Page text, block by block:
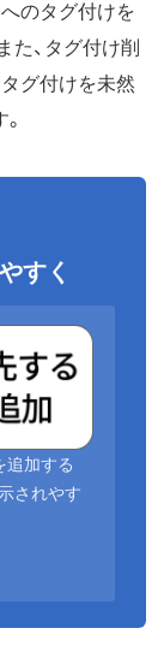
のタグ付けを
た、タグ付け削
グ付けを未然
すく
追加する
されやす